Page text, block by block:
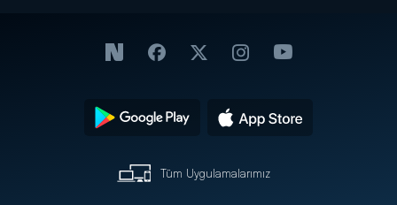
Tüm Uygulamalarımız